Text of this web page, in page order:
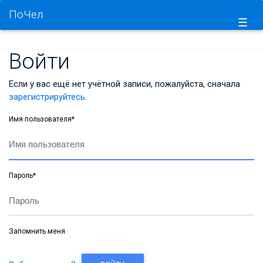
☰
ПоЧел
Войти
Если у вас ещё нет учётной записи, пожалуйста, сначала
зарегистрируйтесь.
Имя пользователя*
Пароль*
Запомнить меня